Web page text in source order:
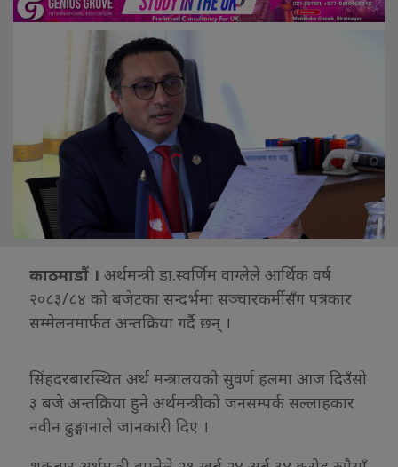
काठमाडौं । अर्थमन्त्री डा.स्वर्णिम वाग्लेले आर्थिक वर्ष
२०८३/८४ को बजेटका सन्दर्भमा सञ्चारकर्मीसँग पत्रकार
सम्मेलनमार्फत अन्तक्रिया गर्दै छन् ।
सिंहदरबारस्थित अर्थ मन्त्रालयको सुवर्ण हलमा आज दिउँसो
३ बजे अन्तक्रिया हुने अर्थमन्त्रीको जनसम्पर्क सल्लाहकार
नवीन ढुङ्गानाले जानकारी दिए ।